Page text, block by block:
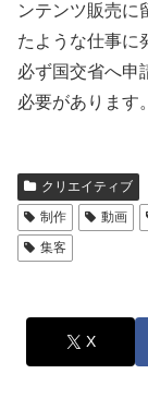
ンテンツ販売に
たような仕事に
必ず国交省へ申
必要があります。
クリエイティブ
制作
動画
集客
X